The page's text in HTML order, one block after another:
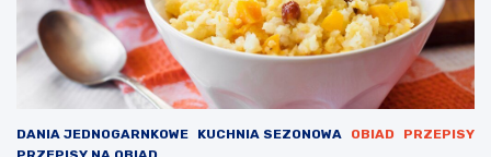
DANIA JEDNOGARNKOWE KUCHNIA SEZONOWA OBIAD
PRZEPISY